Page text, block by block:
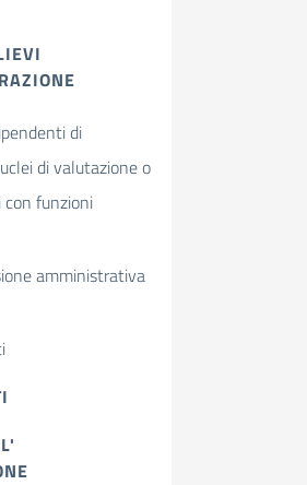
di
di valutazione o
funzioni
amministrativa